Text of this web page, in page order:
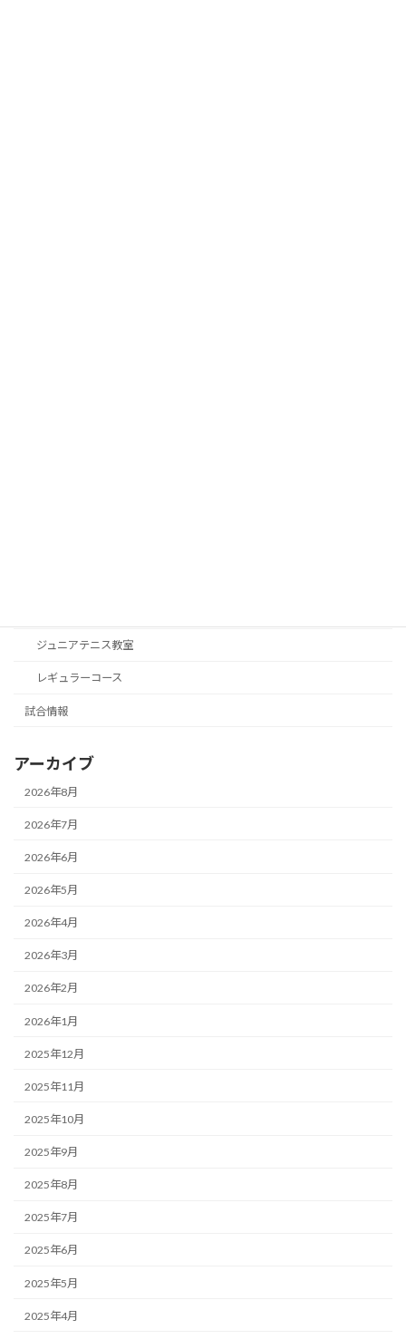
ジュニアテニス教室
レギュラーコース
試合情報
アーカイブ
2026年8月
2026年7月
2026年6月
2026年5月
2026年4月
2026年3月
2026年2月
2026年1月
2025年12月
2025年11月
2025年10月
2025年9月
2025年8月
2025年7月
2025年6月
2025年5月
2025年4月